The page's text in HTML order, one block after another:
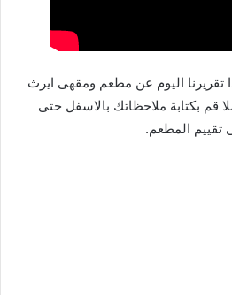
تقريرنا اليوم عن مطعم ومقهى ايرث
قم بكتابة ملاحظاتك بالاسفل حتى
تقييم المطعم.